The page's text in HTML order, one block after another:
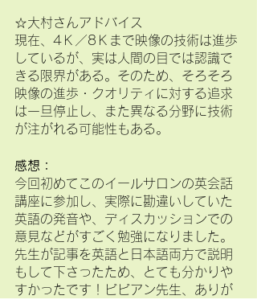
☆大村さんアドバイス
現在、4Ｋ／8Ｋまで映像の技術は進歩
しているが、実は人間の目では認識で
きる限界がある。そのため、そろそろ
映像の進歩・クオリティに対する追求
は一旦停止し、また異なる分野に技術
が注がれる可能性もある。
感想：
今回初めてこのイールサロンの英会話
講座に参加し、実際に勘違いしていた
英語の発音や、ディスカッションでの
意見などがすごく勉強になりました。
先生が記事を英語と日本語両方で説明
もして下さったため、とても分かりや
すかったです！ビビアン先生、ありが